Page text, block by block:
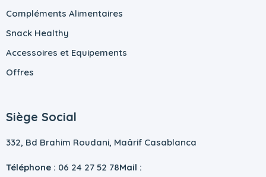
Compléments Alimentaires
Snack Healthy
Accessoires et Equipements
Offres
Siège Social
332, Bd Brahim Roudani, Maârif Casablanca
Téléphone : 06 24 27 52 78Mail :